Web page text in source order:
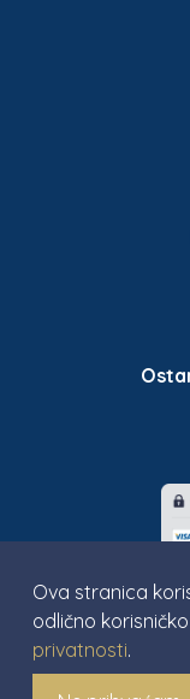
©
Ova stranica
odlično
privatnosti.